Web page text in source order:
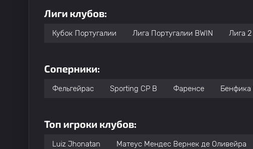
Лиги клубов:
Кубок Португалии Лига Португалии BWIN Лига 2
Соперники:
Фельгейрас Sporting CP B Фаренсе Бенфика
Топ игроки клубов:
Luiz Jhonatan Матеус Мендес Вернек де Оливейра